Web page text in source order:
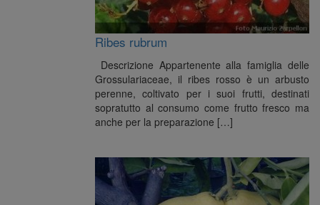
Ribes rubrum
Descrizione Appartenente alla famiglia delle
Grossulariaceae, il ribes rosso è un arbusto
perenne, coltivato per i suoi frutti, destinati
sopratutto al consumo come frutto fresco ma
anche per la preparazione […]